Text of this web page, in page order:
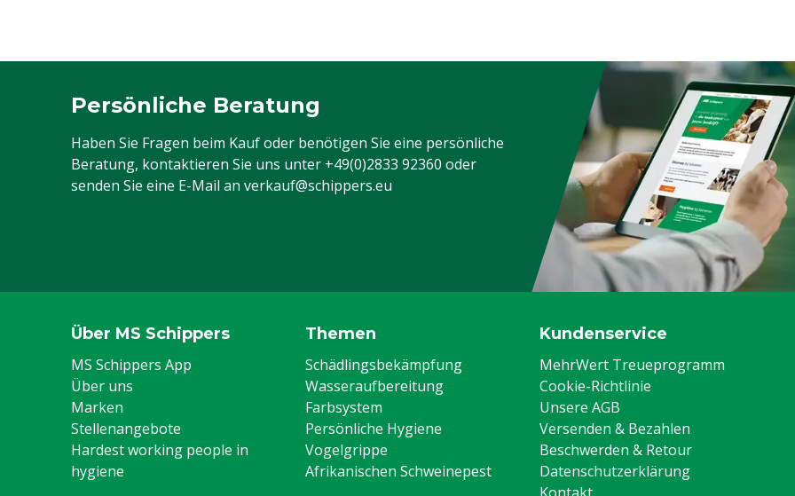
Persönliche Beratung
Haben Sie Fragen beim Kauf oder benötigen Sie eine persönliche
Beratung, kontaktieren Sie uns unter +49(0)2833 92360 oder
senden Sie eine E-Mail an verkauf@schippers.eu
Über MS Schippers
MS Schippers App
Über uns
Marken
Stellenangebote
Hardest working people in
hygiene
Themen
Schädlingsbekämpfung
Wasseraufbereitung
Farbsystem
Persönliche Hygiene
Vogelgrippe
Afrikanischen Schweinepest
Kundenservice
MehrWert Treueprogramm
Cookie-Richtlinie
Unsere AGB
Versenden & Bezahlen
Beschwerden & Retour
Datenschutzerklärung